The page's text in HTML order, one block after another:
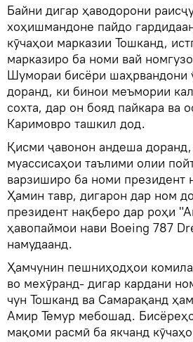
Байни дигар ҳаводорони
хоҳишмандоне пайдо
кӯчаҳои марказии Тошканд,
марказиро ба номи вай
Шумораи бисёри шаҳрвандони
доранд, ки бинои меъмории
сохта, дар он бояд пайкара ва
Каримовро ташкил дод.
Қисми ҷавонон андеша доранд,
муассисаҳои таълими олии
варзиширо ба номи президент
Ҳамин тавр, дигарон дар ном
президент нақберо дар роҳи
ҳавопаймои нави Boeing 787
намудаанд.
Ҳамчунин пешниҳодҳои
во мехӯранд- дигар кардани
чун Тошканд ва Самарақанд
Амир Темур мебошад.
мақоми расмӣ ба якчанд